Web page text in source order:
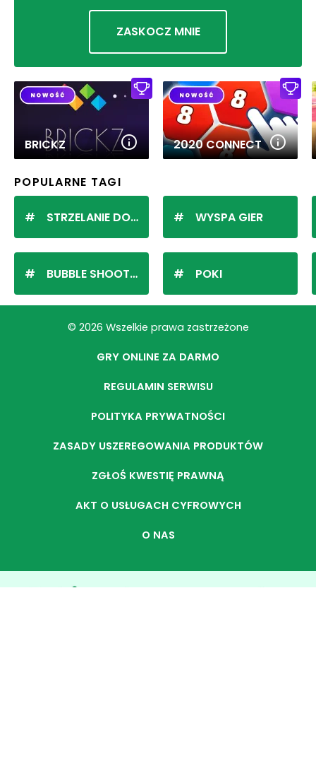
ZASKOCZ MNIE
BRICKZ 2020 CONNECT
POPULARNE TAGI
STRZELANIE DO KULEK
BUBBLE SHOOTER
WYSPA GIER
POKI
© 2026 Wszelkie prawa zastrzeżone
GRY ONLINE ZA DARMO
REGULAMIN SERWISU
POLITYKA PRYWATNOŚCI
ZASADY USZEREGOWANIA PRODUKTÓW
ZGŁOŚ KWESTIĘ PRAWNĄ
AKT O USŁUGACH CYFROWYCH
O NAS